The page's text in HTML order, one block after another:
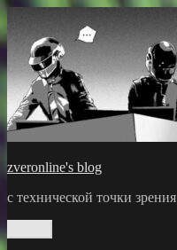
Перейти
содержимому
zveronline's blog
с технической точки зрения